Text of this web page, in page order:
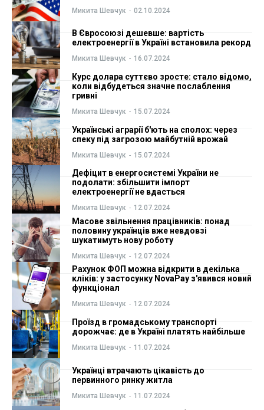
Микита Шевчук - 02.10.2024
В Євросоюзі дешевше: вартість
електроенергії в Україні встановила рекорд
Микита Шевчук - 16.07.2024
Курс долара суттєво зросте: стало відомо,
коли відбудеться значне послаблення
гривні
Микита Шевчук - 15.07.2024
Українські аграрії б'ють на сполох: через
спеку під загрозою майбутній врожай
Микита Шевчук - 15.07.2024
Дефіцит в енергосистемі України не
подолати: збільшити імпорт
електроенергії не вдасться
Микита Шевчук - 12.07.2024
Масове звільнення працівників: понад
половину українців вже невдовзі
шукатимуть нову роботу
Микита Шевчук - 12.07.2024
Рахунок ФОП можна відкрити в декілька
кліків: у застосунку NovaPay з'явився новий
функціонал
Микита Шевчук - 12.07.2024
Проїзд в громадському транспорті
дорожчає: де в Україні платять найбільше
Микита Шевчук - 11.07.2024
Українці втрачають цікавість до
первинного ринку житла
Микита Шевчук - 11.07.2024